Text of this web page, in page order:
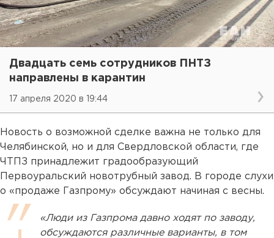
Двадцать семь сотрудников ПНТЗ
направлены в карантин
17 апреля 2020 в 19:44
Новость о возможной сделке важна не только для
Челябинской, но и для Свердловской области, где
ЧТПЗ принадлежит градообразующий
Первоуральский новотрубный завод. В городе слухи
о «продаже Газпрому» обсуждают начиная с весны.
«Люди из Газпрома давно ходят по заводу,
обсуждаются различные варианты, в том